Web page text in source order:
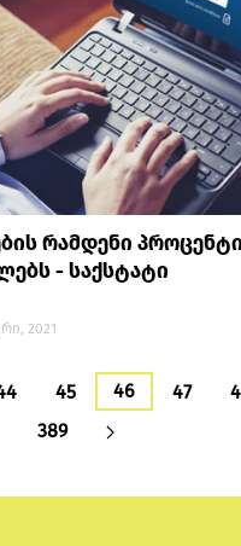
რამდენი
- საქსტატი
2021
45 46 47
389